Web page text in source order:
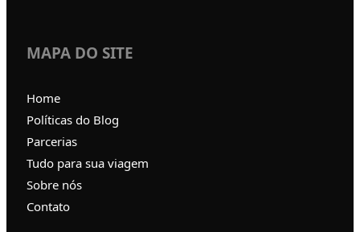
MAPA DO SITE
Home
Políticas do Blog
Parcerias
Tudo para sua viagem
Sobre nós
Contato